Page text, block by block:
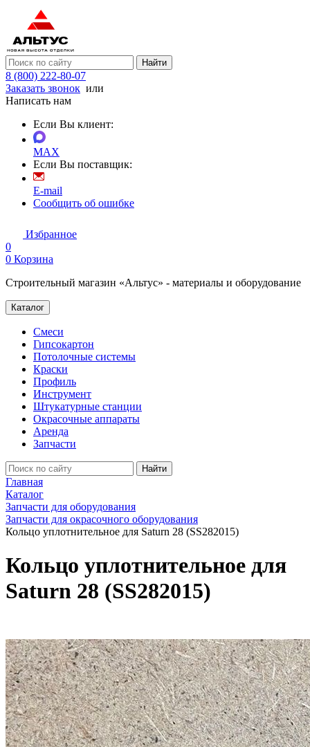
Найти
8 (800) 222-80-07
Заказать звонок или
Написать нам
Если Вы клиент:
MAX
Если Вы поставщик:
E-mail
Сообщить об ошибке
Избранное
0
0 Корзина
Строительный магазин «Альтус» - материалы и оборудование
Каталог
Смеси
Гипсокартон
Потолочные системы
Краски
Профиль
Инструмент
Штукатурные станции
Окрасочные аппараты
Аренда
Запчасти
Найти
Главная
Каталог
Запчасти для оборудования
Запчасти для окрасочного оборудования
Кольцо уплотнительное для Saturn 28 (SS282015)
Кольцо уплотнительное для
Saturn 28 (SS282015)